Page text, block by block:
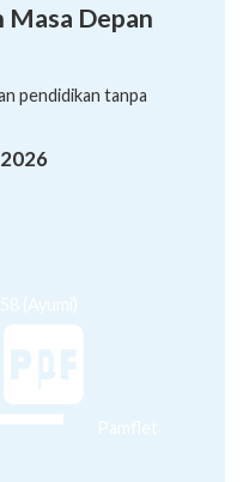
Masa Depan
pendidikan tanpa
(Ayumi)
Pamflet